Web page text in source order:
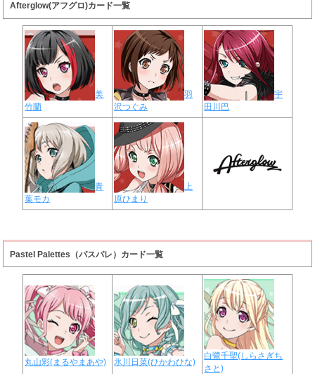
Afterglow(アフグロ)カード一覧
美
竹蘭
羽
沢つぐみ
宇
田川巴
青
葉モカ
上
原ひまり
Pastel Palettes（パスパレ）カード一覧
丸山彩(まるやまあや) 氷川日菜(ひかわひな)
白鷺千聖(しらさぎち
さと)